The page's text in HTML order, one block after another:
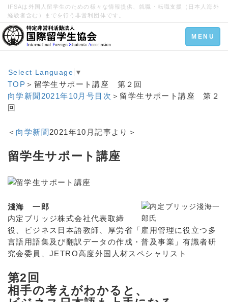
IFSAは外国人留学生のための様々な情報提供、就職・転職支援（日本人海外
経験者含む）までを行う非営利団体です。
Toggle
navigation
MENU
Select Language ▼
TOP ＞留学生サポート講座 第２回
向学新聞2021年10月号目次 ＞留学生サポート講座 第２
回
＜ 向学新聞2021年10月記事より＞
留学生サポート講座
淺海 一郎
内定ブリッジ株式会社代表取締
役、ビジネス日本語教師、厚労省「雇用管理に役立つ多
言語用語集及び翻訳データの作成・普及事業」有識者研
究会委員、JETRO高度外国人材スペシャリスト
第2回
相手の考えがわかると、